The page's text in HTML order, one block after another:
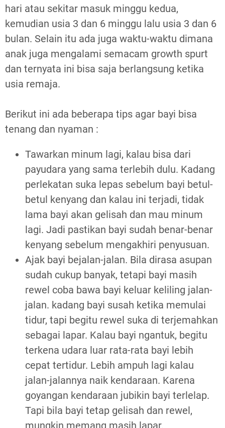
hari atau sekitar masuk minggu kedua,
kemudian usia 3 dan 6 minggu lalu usia 3 dan 6
bulan. Selain itu ada juga waktu-waktu dimana
anak juga mengalami semacam growth spurt
dan ternyata ini bisa saja berlangsung ketika
usia remaja.
Berikut ini ada beberapa tips agar bayi bisa
tenang dan nyaman :
Tawarkan minum lagi, kalau bisa dari
payudara yang sama terlebih dulu. Kadang
perlekatan suka lepas sebelum bayi betul-
betul kenyang dan kalau ini terjadi, tidak
lama bayi akan gelisah dan mau minum
lagi. Jadi pastikan bayi sudah benar-benar
kenyang sebelum mengakhiri penyusuan.
Ajak bayi bejalan-jalan. Bila dirasa asupan
sudah cukup banyak, tetapi bayi masih
rewel coba bawa bayi keluar keliling jalan-
jalan. kadang bayi susah ketika memulai
tidur, tapi begitu rewel suka di terjemahkan
sebagai lapar. Kalau bayi ngantuk, begitu
terkena udara luar rata-rata bayi lebih
cepat tertidur. Lebih ampuh lagi kalau
jalan-jalannya naik kendaraan. Karena
goyangan kendaraan jubikin bayi terlelap.
Tapi bila bayi tetap gelisah dan rewel,
mungkin memang masih lapar.